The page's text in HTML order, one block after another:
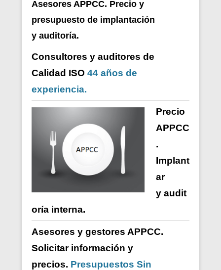
Asesores APPCC. Precio y
presupuesto de implantación
y auditoría.
Consultores y auditores de
Calidad ISO 44 años de
experiencia.
Precio
APPCC
.
Implant
ar
y audit
oría interna.
Asesores y gestores APPCC.
Solicitar información y
precios. Presupuestos Sin